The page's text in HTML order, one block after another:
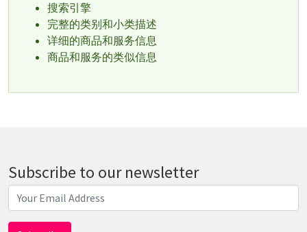
搜索引擎
完整的类别和小类描述
详细的商品和服务信息
商品和服务的类似信息
Subscribe to our newsletter